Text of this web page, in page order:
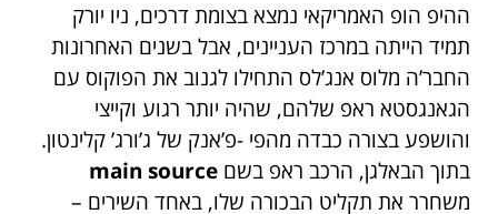
ההיפ הופ האמריקאי נמצא בצומת דרכים, ניו יורק
תמיד הייתה במרכז העניינים, אבל בשנים האחרונות
החבר’ה מלוס אנג’לס התחילו לגנוב את הפוקוס עם
הגאנגסטא ראפ שלהם, שהיה יותר רגוע וקייצי
והושפע בצורה כבדה מהפי -פ’אנק של ג’ורג’ קלינטון.
בתוך הבאלגן, הרכב ראפ בשם main source
משחרר את תקליט הבכורה שלו, באחד השירים –